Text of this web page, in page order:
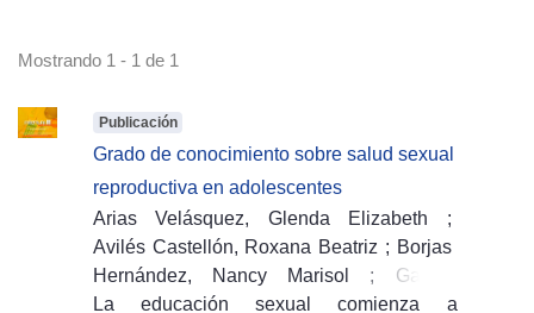
Mostrando 1 - 1 de 1
Publicación
Grado de conocimiento sobre salud sexual
reproductiva en adolescentes
Arias Velásquez, Glenda Elizabeth
;
Avilés Castellón, Roxana Beatriz ; Borjas
Hernández, Nancy Marisol
; García
Castro, Breana Yanel ;Salmerón Herrera,
La educación sexual comienza a